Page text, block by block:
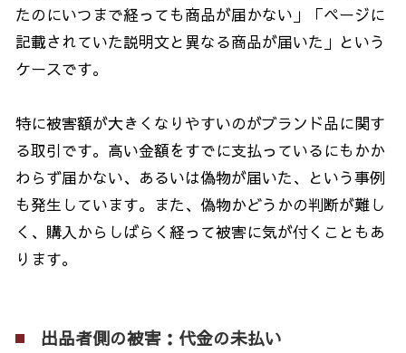
たのにいつまで経っても商品が届かない」「ページに
記載されていた説明文と異なる商品が届いた」という
ケースです。
特に被害額が大きくなりやすいのがブランド品に関す
る取引です。高い金額をすでに支払っているにもかか
わらず届かない、あるいは偽物が届いた、という事例
も発生しています。また、偽物かどうかの判断が難し
く、購入からしばらく経って被害に気が付くこともあ
ります。
出品者側の被害：代金の未払い